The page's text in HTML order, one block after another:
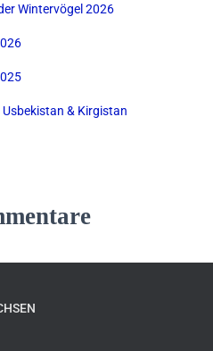
Wintervögel 2026
& Kirgistan